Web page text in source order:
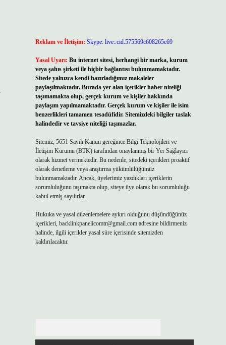
Reklam ve İletişim: Skype: live:.cid.575569c608265c69
Yasal Uyarı: Bu internet sitesi, herhangi bir marka, kurum
veya şahıs şirketi ile hiçbir bağlantısı bulunmamaktadır.
Sitede yalnızca kendi hazırladığımız makaleler
paylaşılmaktadır. Burada yer alan içerikler haber niteliği
taşımamakta olup, gerçek kurum ve kişiler hakkında
paylaşım yapılmamaktadır. Gerçek kurum ve kişiler ile isim
benzerlikleri tamamen tesadüfidir. Sitemizdeki bilgiler taslak
halindedir ve tavsiye niteliği taşımazlar.
Sitemiz, 5651 Sayılı Kanun gereğince Bilgi Teknolojileri ve
İletişim Kurumu (BTK) tarafından onaylanmış bir Yer Sağlayıcı
olarak hizmet vermektedir. Bu nedenle, sitedeki içerikleri proaktif
olarak denetleme veya araştırma yükümlülüğümüz
bulunmamaktadır. Ancak, üyelerimiz yazdıkları içeriklerin
sorumluluğunu taşımakta olup, siteye üye olarak bu sorumluluğu
kabul etmiş sayılırlar.
Hukuka ve yasal düzenlemelere aykırı olduğunu düşündüğünüz
içerikleri, backlinkpanelicomtr@gmail.comadresine bildirmeniz
halinde, ilgili içerikler yasal süre içerisinde sitemizden
kaldırılacaktır.